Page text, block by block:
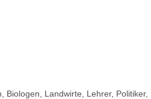
Biologen, Landwirte, Lehrer, Politiker,